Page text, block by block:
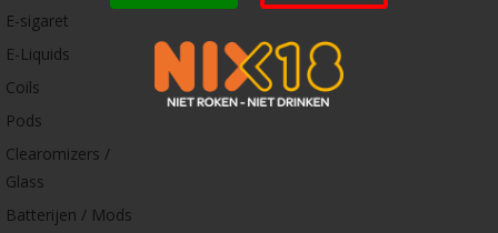
E-sigaret
E-Liquids
Coils
Pods
Clearomizers /
Glass
Batterijen / Mods